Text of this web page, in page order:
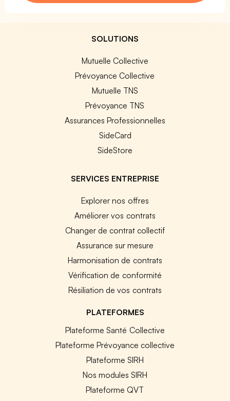
SOLUTIONS
Mutuelle Collective
Prévoyance Collective
Mutuelle TNS
Prévoyance TNS
Assurances Professionnelles
SideCard
SideStore
SERVICES ENTREPRISE
Explorer nos offres
Améliorer vos contrats
Changer de contrat collectif
Assurance sur mesure
Harmonisation de contrats
Vérification de conformité
Résiliation de vos contrats
PLATEFORMES
Plateforme Santé Collective
Plateforme Prévoyance collective
Plateforme SIRH
Nos modules SIRH
Plateforme QVT